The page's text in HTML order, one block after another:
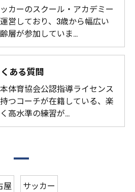
カーのスクール・アカデミー
営しており、3歳から幅広い
層が参加していま…
ある質問
体育協会公認指導ライセンス
つコーチが在籍している、楽
高水準の練習が…
屋 サッカー